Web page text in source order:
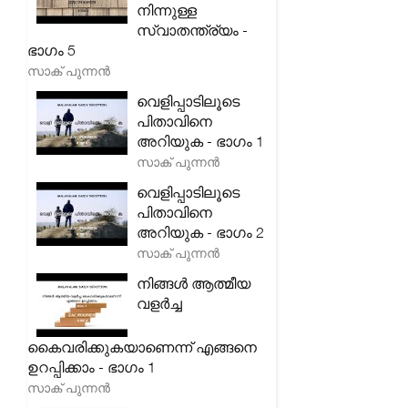
നിന്നുള്ള
സ്വാതന്ത്ര്യം -
ഭാഗം 5
സാക് പുന്നൻ
വെളിപ്പാടിലൂടെ
പിതാവിനെ
അറിയുക - ഭാഗം 1
സാക് പുന്നൻ
വെളിപ്പാടിലൂടെ
പിതാവിനെ
അറിയുക - ഭാഗം 2
സാക് പുന്നൻ
നിങ്ങൾ ആത്മീയ
വളർച്ച
കൈവരിക്കുകയാണെന്ന് എങ്ങനെ
ഉറപ്പിക്കാം - ഭാഗം 1
സാക് പുന്നൻ